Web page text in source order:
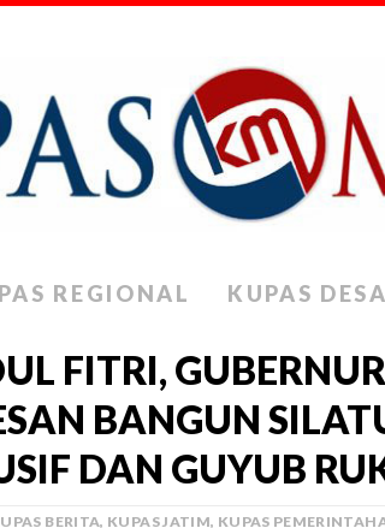
REGIONAL KUPAS DESA
FITRI,
BANGUN
DAN GUYUB
BERITA, KUPAS JATIM, KUPAS